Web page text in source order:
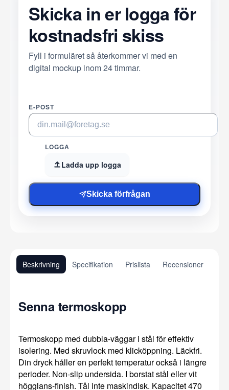
Skicka in er logga för
kostnadsfri skiss
Fyll i formuläret så återkommer vi med en
digital mockup inom 24 timmar.
E-POST
LOGGA
Ladda upp logga
Skicka förfrågan
Beskrivning Specifikation Prislista Recensioner
Senna termoskopp
Termoskopp med dubbla-väggar i stål för effektiv
isolering. Med skruvlock med klicköppning. Läckfri.
Din dryck håller en perfekt temperatur också i längre
perioder. Non-slip undersida. I borstat stål eller vit
högglans-finish. Tål inte maskindisk. Kapacitet 470